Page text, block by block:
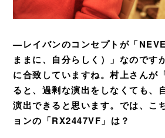
—レイバンのコンセプトが「
ままに、自分らしく）」なのです
に合致していますね。村上さんが
ると、過剰な演出をしなくても、
演出できると思います。では、こ
ョンの「RX2447VF」は？